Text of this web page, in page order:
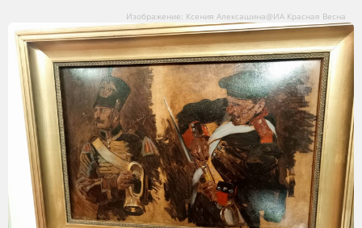
Изображение: Ксения Алексашина@ИА Красная Весна